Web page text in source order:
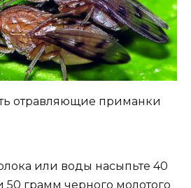
отравляющие приманки
или воды насыпьте 40
50 грамм черного молотого